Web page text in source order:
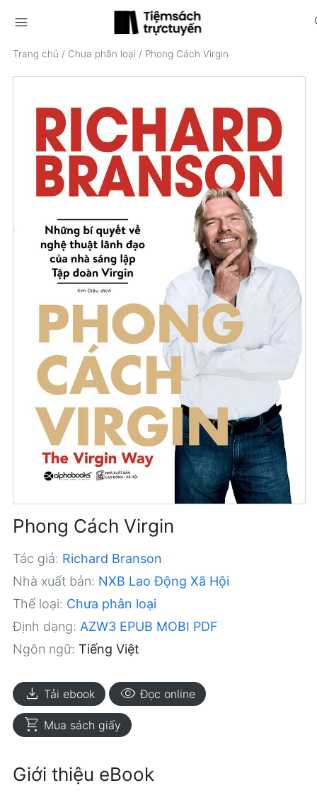
menu
Trang chủ / Chưa phân loại / Phong Cách Virgin
Phong Cách Virgin
Tác giả: Richard Branson
Nhà xuất bản: NXB Lao Động Xã Hội
Thể loại: Chưa phân loại
Định dạng: AZW3 EPUB MOBI PDF
Ngôn ngữ: Tiếng Việt
download Tải ebook visibility Đọc online
shopping_cart Mua sách giấy
Giới thiệu eBook